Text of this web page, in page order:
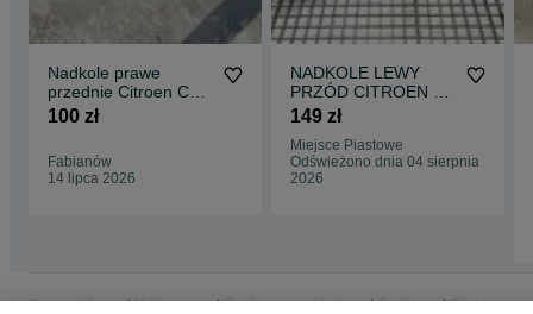
Nadkole prawe
przednie Citroen C3 I
oryginalne
100 zł
Fabianów
14 lipca 2026
NADKOLE LEWY
PRZÓD CITROEN C3
II Hatchback
LEWA
149 zł
Miejsce Piastowe
Odświeżono dnia 04 sierpnia
2026
Strona główna Motoryzacja Części samochodowe Osobowe
Osobowe -